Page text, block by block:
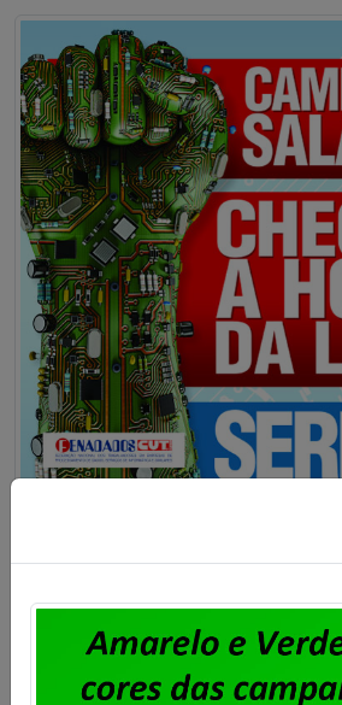
Serpro – Sindpd-RJ
para entrega de
oposição à
custeio sindical sobre o